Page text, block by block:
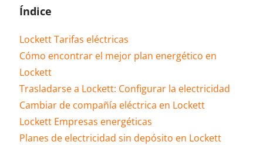
Índice
Lockett Tarifas eléctricas
Cómo encontrar el mejor plan energético en
Lockett
Trasladarse a Lockett: Configurar la electricidad
Cambiar de compañía eléctrica en Lockett
Lockett Empresas energéticas
Planes de electricidad sin depósito en Lockett